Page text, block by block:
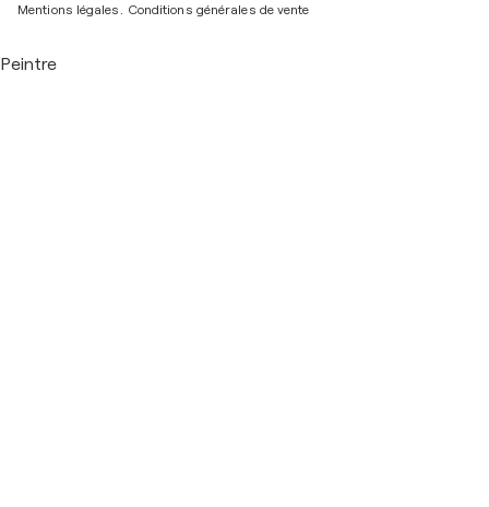
Mentions légales. Conditions générales de vente
Peintre